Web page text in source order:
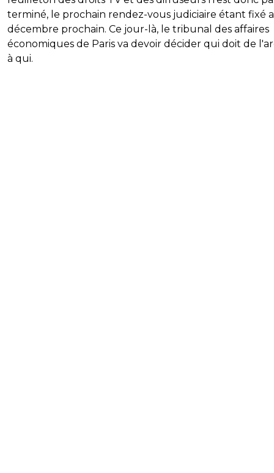
terminé, le prochain rendez-vous judiciaire étant fixé
décembre prochain. Ce jour-là, le tribunal des affaires
économiques de Paris va devoir décider qui doit de
à qui.